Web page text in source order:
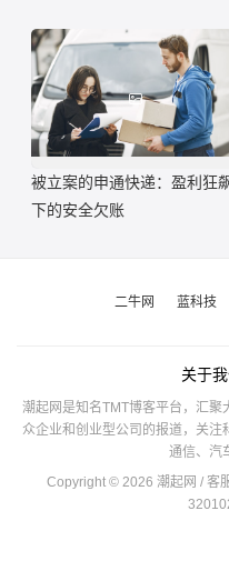
被立案的申通快递：盈利狂
下的安全欠账
二牛网 蓝科技
关于
潮起网是知名TMT博客平台，汇聚
众企业和创业型公司的报道，关
通信、汽
Copyright © 2026 潮起网 / 客服